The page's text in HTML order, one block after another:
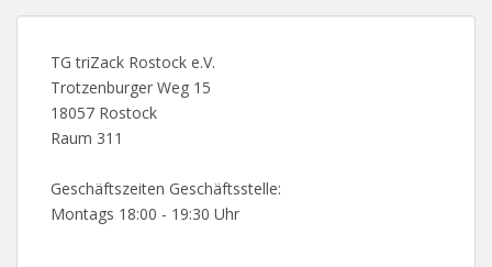
TG triZack Rostock e.V.
Trotzenburger Weg 15
18057 Rostock
Raum 311
Geschäftszeiten Geschäftsstelle:
Montags 18:00 - 19:30 Uhr